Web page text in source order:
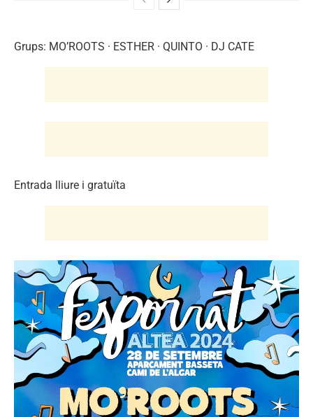
Grups: MO’ROOTS · ESTHER · QUINTO · DJ CATE
Entrada lliure i gratuïta